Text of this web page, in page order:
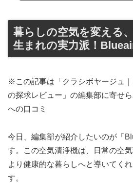
暮らしの空気を変える
生まれの実力派！
※この記事は「クラシボヤージュ
の探求レビュー」の編集部に寄せ
への口コミ
今日、編集部が紹介したいのが「
す。この空気清浄機は、日常の空
より健康的な暮らしへと導いてく
す。